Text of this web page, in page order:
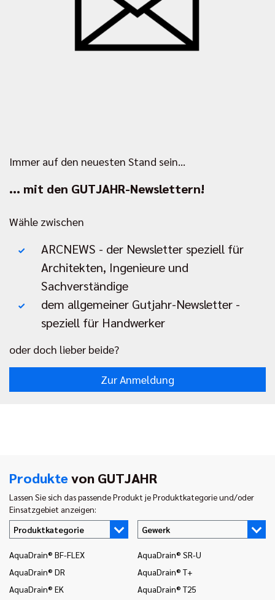
Immer auf den neuesten Stand sein...
... mit den GUTJAHR-Newslettern!
Wähle zwischen
ARCNEWS - der Newsletter speziell für
Architekten, Ingenieure und
Sachverständige
dem allgemeiner Gutjahr-Newsletter -
speziell für Handwerker
oder doch lieber beide?
Zur Anmeldung
Produktevon GUTJAHR
Lassen Sie sich das passende Produkt je Produktkategorie und/oder
Einsatzgebiet anzeigen:
Produktkategorie
Gewerk
AquaDrain® BF-FLEX
AquaDrain® DR
AquaDrain® EK
AquaDrain® SR-U
AquaDrain® T+
AquaDrain® T25